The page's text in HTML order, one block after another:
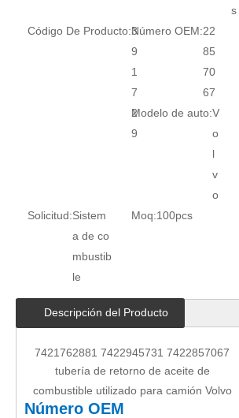
s
Código De Producto:3
9
1
7
2
9
Número OEM:22
85
70
67
Modelo de auto:V
o
l
v
o
Solicitud:Sistem
a de co
mbustib
le
Moq:100pcs
Descripción del Producto
7421762881 7422945731 7422857067
tubería de retorno de aceite de
combustible utilizado para camión Volvo
Número OEM